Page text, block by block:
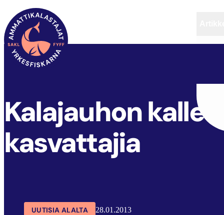
SAKL ARTIKKELIT
Kalajauhon
kasvattajia
UUTISIA ALALTA
28.01.2013